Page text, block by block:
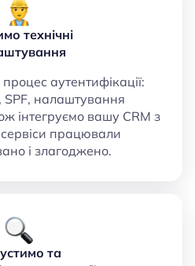
технічні
аутентифікації:
SPF, налаштування
інтегруємо вашу CRM з
працювали
і злагоджено.
та